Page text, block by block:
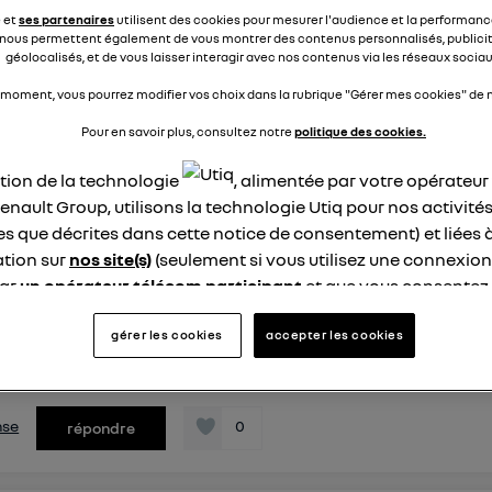
versions actuellement installées. Ma Zoé date de n...
décembre 2022à 15:42
eco conduite
pas comment avoir mes données de conduite via le mode
la tablette. Il ne me marque rien comme résultats. J'ai
répondre 0
etses partenairesutilisent des cookies pour mesurer l'audience et la
permettent également de vous montrer des contenus personnalisés,
géolocalisés, et de vous laisser interagir avec nos contenus via les réseaux
vous pourrez modifier vos choix dans la rubrique "Gérer mes cookies" de
Pour en savoir plus, consultez notrepolitique des cookies.
de la technologie
, alimentée par votre
Group, utilisons la technologie Utiq pour nos
que décrites dans cette notice de consentement) et liées
sur nos site(s) (seulement si vous utilisez une
un opérateur télécom participant et que vous
site).
Utiq a été conçue pour la protection de vos données
en vous offrant choix et contrôle.
un identifiant créé par votre opérateur télécom basé sur
référence de votre contrat internet (ex : votre numéro de
est associé à votre connexion internet. Ainsi, toutes les
gérer les cookies accepter les cookies